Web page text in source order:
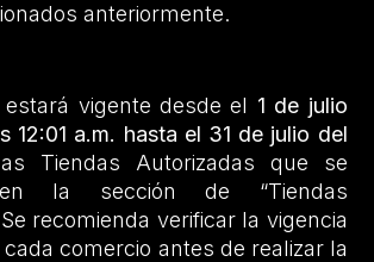
anteriormente.
vigente desde el 1 de julio
12:01 a.m. hasta el 31 de julio del
Tiendas Autorizadas que se
la sección de “Tiendas
recomienda verificar la vigencia
comercio antes de realizar la